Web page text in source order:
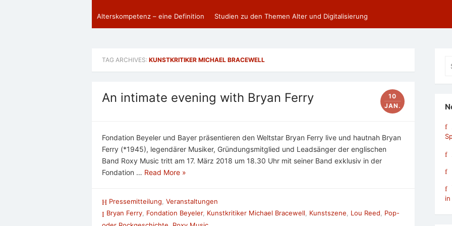
Alterskompetenz – eine Definition Studien zu den Themen Alter und Digitalisierung
TAG ARCHIVES: KUNSTKRITIKER MICHAEL BRACEWELL
An intimate evening with Bryan Ferry
10
JAN.
Fondation Beyeler und Bayer präsentieren den Weltstar Bryan Ferry live und hautnah Bryan
Ferry (*1945), legendärer Musiker, Gründungsmitglied und Leadsänger der englischen
Band Roxy Music tritt am 17. März 2018 um 18.30 Uhr mit seiner Band exklusiv in der
Fondation … Read More »
Pressemitteilung Veranstaltungen
Bryan Ferry, Fondation Beyeler, Kunstkritiker Michael Bracewell, Kunstszene, Lou Reed, Pop-